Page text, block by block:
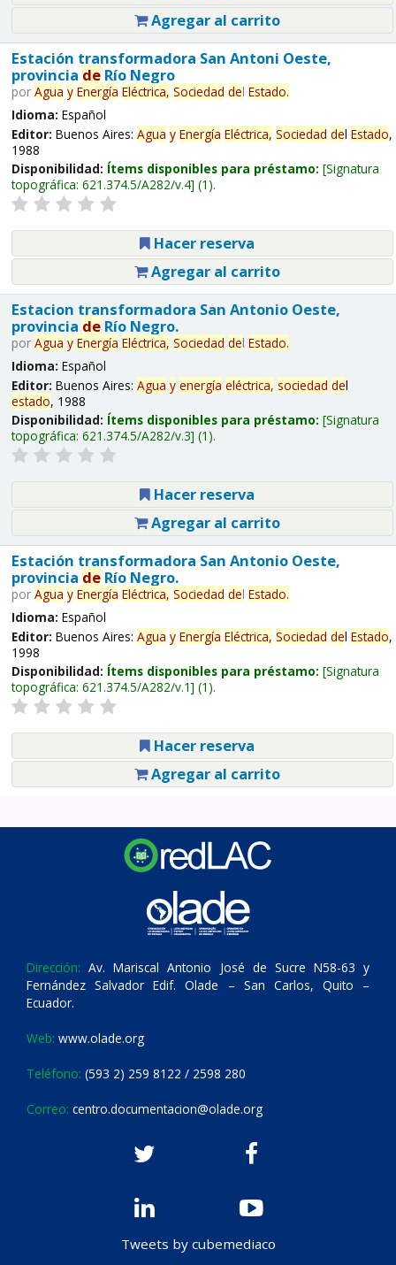
Agregar al carrito
Estación transformadora San Antoni Oeste,
provincia deRío Negro
por Agua y Energía Eléctrica, Sociedad del Estado.
Idioma: Español
Editor: Buenos Aires: Agua y Energía Eléctrica, Sociedad del Estado,
1988
Disponibilidad: Ítems disponibles para préstamo: Signatura
topográfica: 621.374.5/A282/v.4 (1).
Hacer reserva
Agregar al carrito
Estacion transformadora San Antonio Oeste,
provincia deRío Negro.
por Agua y Energía Eléctrica, Sociedad del Estado.
Idioma: Español
Editor: Buenos Aires: Agua y energía eléctrica, sociedad del
estado, 1988
Disponibilidad: Ítems disponibles para préstamo: Signatura
topográfica: 621.374.5/A282/v.3 (1).
Hacer reserva
Agregar al carrito
Estación transformadora San Antonio Oeste,
provincia deRío Negro.
por Agua y Energía Eléctrica, Sociedad del Estado.
Idioma: Español
Editor: Buenos Aires: Agua y Energía Eléctrica, Sociedad del Estado,
1998
Disponibilidad: Ítems disponibles para préstamo: Signatura
topográfica: 621.374.5/A282/v.1 (1).
Hacer reserva
Agregar al carrito
Dirección: Av. Mariscal Antonio José de Sucre N58-63 y
Fernández Salvador Edif. Olade – San Carlos, Quito –
Ecuador.
Web: www.olade.org
Teléfono: (593 2) 259 8122 / 2598 280
Correo: centro.documentacion@olade.org
Tweets by cubemediaco